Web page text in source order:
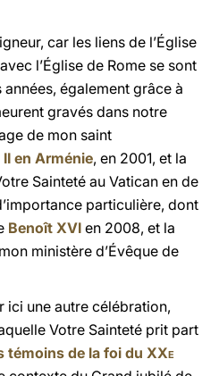
car les liens de l’Église
l’Église de Rome se sont
également grâce à
gravés dans notre
de mon saint
en Arménie, en 2001, et la
Sainteté au Vatican en de
particulière, dont
Benoît XVI en 2008, et la
ministère d’Évêque de
ici une autre célébration,
Votre Sainteté prit part
témoins de la foi du XXe